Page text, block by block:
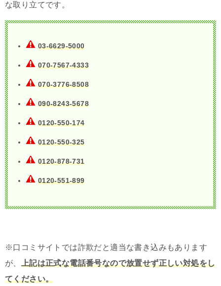
な取り立てです。
03-6629-5000
070-7567-4333
070-3776-8508
090-8243-5678
0120-550-174
0120-550-325
0120-878-731
0120-551-899
※口コミサイトでは詐欺だと適当な書き込みもあります
が、 上記は正式な電話番号なので放置せず正しい対処をし
てください。